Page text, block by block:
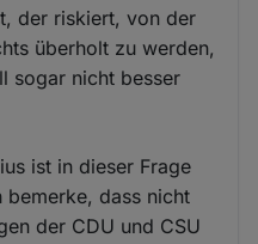
der riskiert, von der
überholt zu werden,
sogar nicht besser
ist in dieser Frage
dass nicht
der CDU und CSU